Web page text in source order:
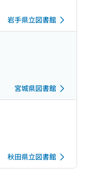
岩手県立図書館
宮城県図書館
秋田県立図書館